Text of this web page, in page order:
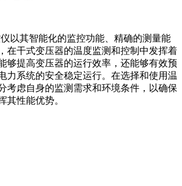
以其智能化的监控功能、精确的测量能
在干式变压器的温度监测和控制中发挥着
够提高变压器的运行效率，还能够有效预
力系统的安全稳定运行。在选择和使用温
考虑自身的监测需求和环境条件，以确保
其性能优势。